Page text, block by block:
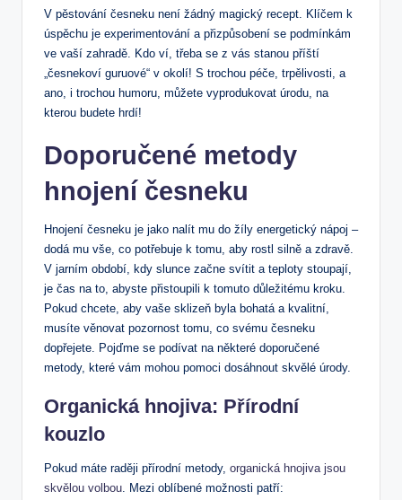
V pěstování česneku není žádný magický recept. Klíčem k
úspěchu je experimentování a přizpůsobení se podmínkám
ve vaší zahradě. Kdo ví, třeba se z vás stanou příští
„česnekoví guruové“ v okolí! S trochou péče, trpělivosti, a
ano, i trochou humoru, můžete vyprodukovat úrodu, na
kterou budete hrdí!
Doporučené metody
hnojení česneku
Hnojení česneku je jako nalít mu do žíly energetický nápoj –
dodá mu vše, co potřebuje k tomu, aby rostl silně a zdravě.
V jarním období, kdy slunce začne svítit a teploty stoupají,
je čas na to, abyste přistoupili k tomuto důležitému kroku.
Pokud chcete, aby vaše sklizeň byla bohatá a kvalitní,
musíte věnovat pozornost tomu, co svému česneku
dopřejete. Pojďme se podívat na některé doporučené
metody, které vám mohou pomoci dosáhnout skvělé úrody.
Organická hnojiva: Přírodní
kouzlo
Pokud máte raději přírodní metody, organická hnojiva jsou
skvělou volbou . Mezi oblíbené možnosti patří: